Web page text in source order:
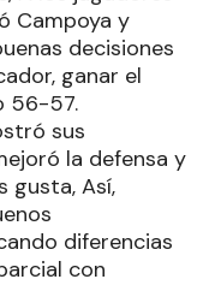
Campoya y
decisiones
ganar el
56-57.
sus
la defensa y
gusta, Así,
diferencias
con